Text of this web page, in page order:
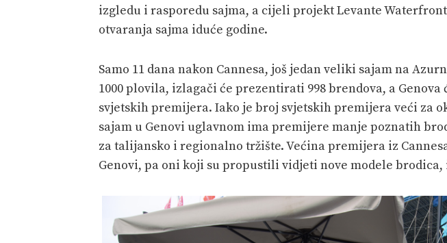
izgledu i rasporedu sajma, a cijeli projekt Levante
otvaranja sajma iduće godine.
Samo 11 dana nakon Cannesa, još jedan veliki sajam na
1000 plovila, izlagači će prezentirati 998 brendova, a Genova
svjetskih premijera. Iako je broj svjetskih premijera veći za
sajam u Genovi uglavnom ima premijere manje poznatih
za talijansko i regionalno tržište. Većina premijera iz
Genovi, pa oni koji su propustili vidjeti nove modele